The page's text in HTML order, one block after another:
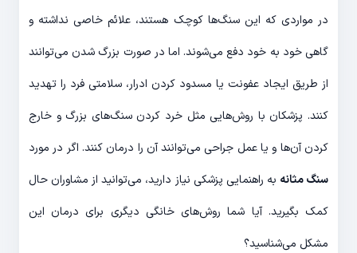
در مواردی که این سنگ‌ها کوچک هستند، علائم خاصی نداشته و
گاهی خود به خود دفع می‌شوند. اما در صورت بزرگ شدن می‌توانند
از طریق ایجاد عفونت یا مسدود کردن ادرار، سلامتی فرد را تهدید
کنند. پزشکان با روش‌هایی مثل خرد کردن سنگ‌های بزرگ و خارج
کردن آن‌ها و یا عمل جراحی می‌توانند آن را درمان کنند. اگر در مورد
سنگ مثانه به راهنمایی پزشکی نیاز دارید، می‌توانید از مشاوران حال
کمک بگیرید. آیا شما روش‌های خانگی دیگری برای درمان این
مشکل می‌شناسید؟